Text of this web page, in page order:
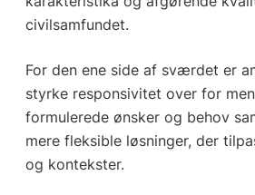
civilsamfundet.
For den ene side af sværdet er
styrke responsivitet over for
formulerede ønsker og behov
mere fleksible løsninger, der
og kontekster.